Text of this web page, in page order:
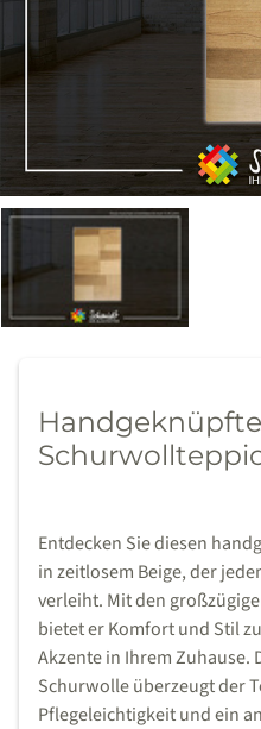
Entdecken Sie diesen
in zeitlosem Beige, der
verleiht. Mit den
bietet er Komfort und Stil
Akzente in Ihrem Zuhause.
Schurwolle überzeugt der
Pflegeleichtigkeit und ein